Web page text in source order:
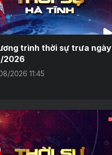
trình thời sự trưa ngày
2026
2026 11:45